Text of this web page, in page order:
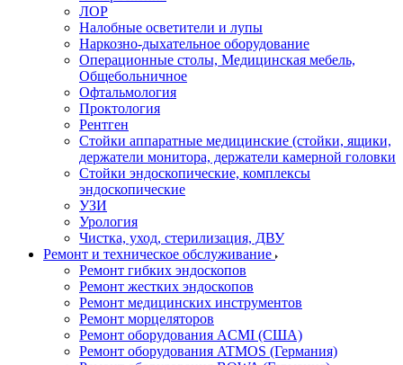
ЛОР
Налобные осветители и лупы
Наркозно-дыхательное оборудование
Операционные столы, Медицинская мебель,
Общебольничное
Офтальмология
Проктология
Рентген
Стойки аппаратные медицинские (стойки, ящики,
держатели монитора, держатели камерной головки
Стойки эндоскопические, комплексы
эндоскопические
УЗИ
Урология
Чистка, уход, стерилизация, ДВУ
Ремонт и техническое обслуживание
Ремонт гибких эндоскопов
Ремонт жестких эндоскопов
Ремонт медицинских инструментов
Ремонт морцеляторов
Ремонт оборудования ACMI (США)
Ремонт оборудования ATMOS (Германия)